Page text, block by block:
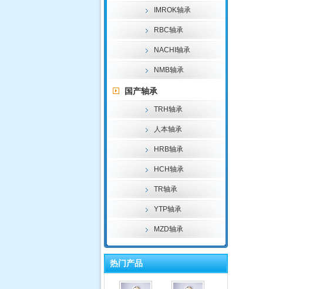
IMROK轴承
RBC轴承
NACHI轴承
NMB轴承
国产轴承
TRH轴承
人本轴承
HRB轴承
HCH轴承
TR轴承
YTP轴承
MZD轴承
热门产品